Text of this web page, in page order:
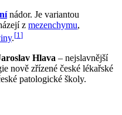
nádor. Je variantou
z mezenchymu,
.[1 ]
Hlava – nejslavnější
nově zřízené české lékařské
patologické školy.